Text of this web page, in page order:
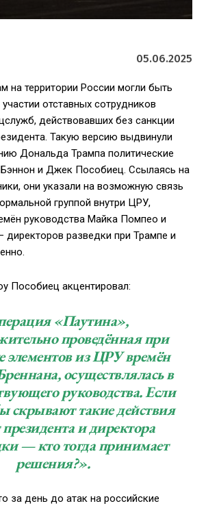
05.06.2025
на территории России могли быть
отставных сотрудников
действовавших без санкции
Такую версию выдвинули
Дональда Трампа политические
и Джек Пособиец. Ссылаясь на
они указали на возможную связь
группой внутри ЦРУ,
руководства Майка Помпео и
разведки при Трампе и
Пособиец акцентировал:
«Паутина»,
проведённая при
элементов из ЦРУ времён
осуществлялась в
руководства. Если
скрывают такие действия
и директора
— кто тогда принимает
решения?».
за день до атак на российские